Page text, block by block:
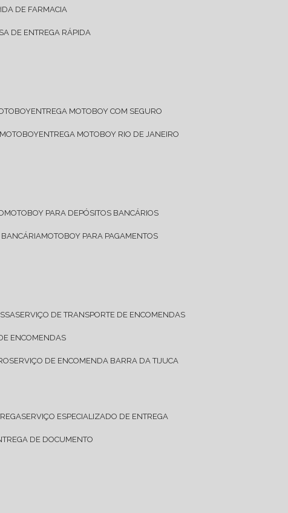
DE FARMACIA
DE ENTREGA RÁPIDA
ENTREGA MOTOBOY COM SEGURO
ENTREGA MOTOBOY RIO DE JANEIRO
MOTOBOY PARA DEPÓSITOS BANCÁRIOS
BANCÁRIA MOTOBOY PARA PAGAMENTOS
SERVIÇO DE TRANSPORTE DE ENCOMENDAS
ENCOMENDAS
SERVIÇO DE ENCOMENDA BARRA DA TIJUCA
SERVIÇO ESPECIALIZADO DE ENTREGA
DE DOCUMENTO